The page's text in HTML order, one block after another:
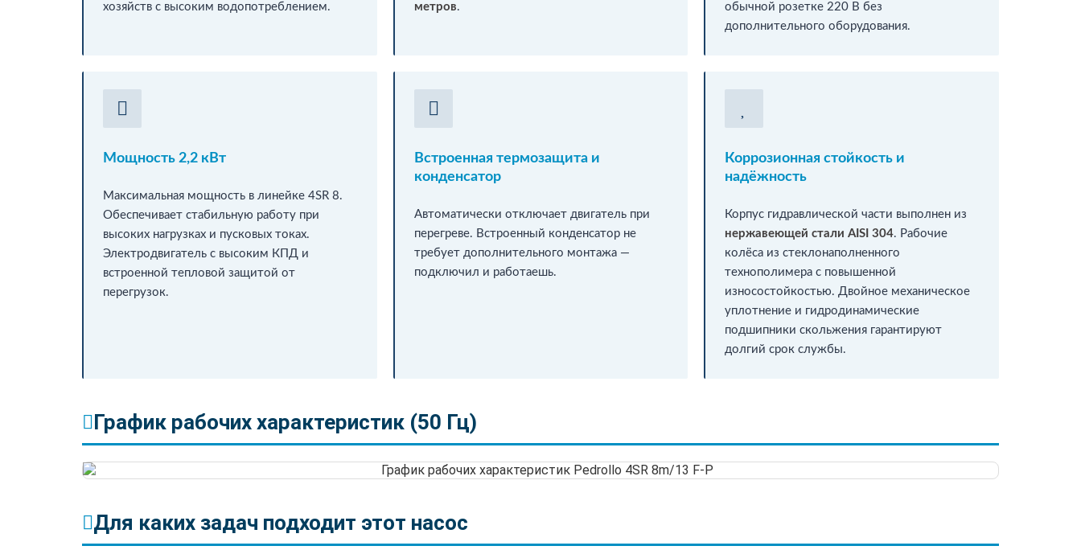
хозяйств с высоким водопотреблением.
метров.
обычной розетке 220 В без
дополнительного оборудования.
Мощность 2,2 кВт
Максимальная мощность в линейке 4SR 8.
Обеспечивает стабильную работу при
высоких нагрузках и пусковых токах.
Электродвигатель с высоким КПД и
встроенной тепловой защитой от
перегрузок.
Встроенная термозащита и
конденсатор
Автоматически отключает двигатель при
перегреве. Встроенный конденсатор не
требует дополнительного монтажа —
подключил и работаешь.
Коррозионная стойкость и
надёжность
Корпус гидравлической части выполнен из
нержавеющей стали AISI 304. Рабочие
колёса из стеклонаполненного
технополимера с повышенной
износостойкостью. Двойное механическое
уплотнение и гидродинамические
подшипники скольжения гарантируют
долгий срок службы.
График рабочих характеристик (50 Гц)
Для каких задач подходит этот насос